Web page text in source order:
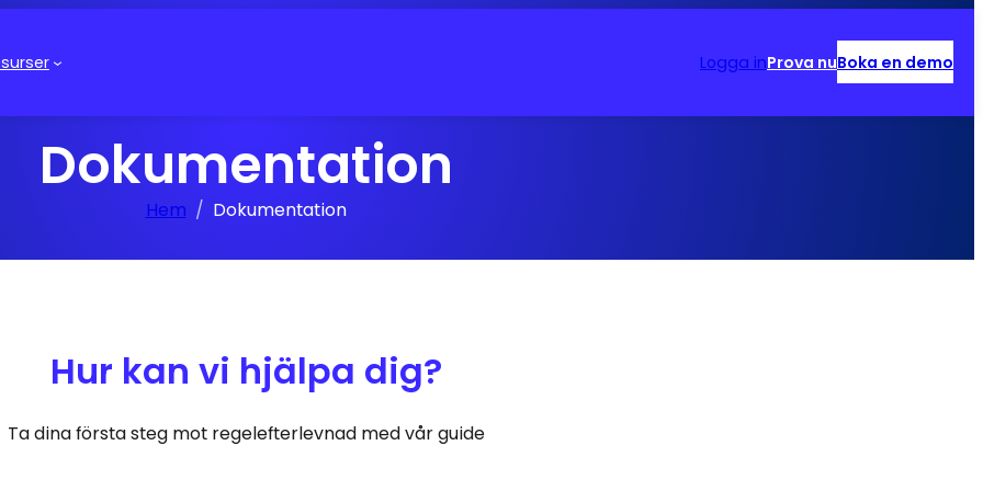
Logga inProva nuBoka en demo
Dokumentation
Hem Dokumentation
Hur kan vi hjälpa dig?
Ta dina första steg mot regelefterlevnad med vår guide